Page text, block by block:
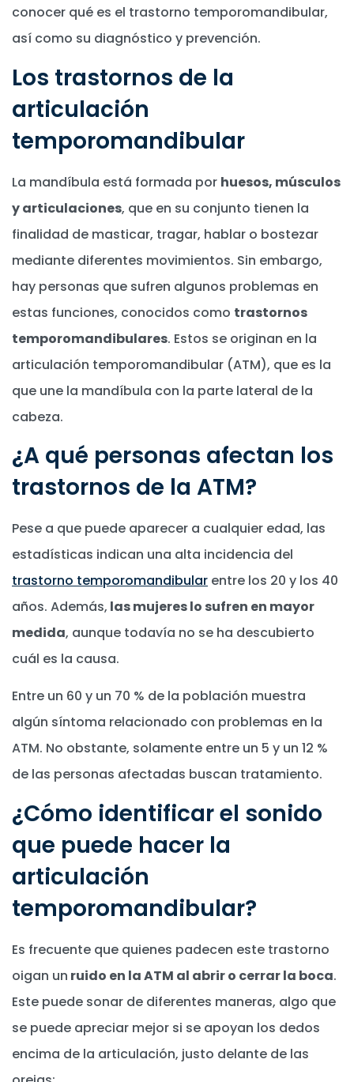
conocer qué es el trastorno temporomandibular,
así como su diagnóstico y prevención.
Los trastornos de la
articulación
temporomandibular
La mandíbula está formada por huesos, músculos
y articulaciones, que en su conjunto tienen la
finalidad de masticar, tragar, hablar o bostezar
mediante diferentes movimientos. Sin embargo,
hay personas que sufren algunos problemas en
estas funciones, conocidos como trastornos
temporomandibulares. Estos se originan en la
articulación temporomandibular (ATM), que es la
que une la mandíbula con la parte lateral de la
cabeza.
¿A qué personas afectan los
trastornos de la ATM?
Pese a que puede aparecer a cualquier edad, las
estadísticas indican una alta incidencia del
trastorno temporomandibular entre los 20 y los 40
años. Además, las mujeres lo sufren en mayor
medida, aunque todavía no se ha descubierto
cuál es la causa.
Entre un 60 y un 70 % de la población muestra
algún síntoma relacionado con problemas en la
ATM. No obstante, solamente entre un 5 y un 12 %
de las personas afectadas buscan tratamiento.
¿Cómo identificar el sonido
que puede hacer la
articulación
temporomandibular?
Es frecuente que quienes padecen este trastorno
oigan un ruido en la ATM al abrir o cerrar la boca.
Este puede sonar de diferentes maneras, algo que
se puede apreciar mejor si se apoyan los dedos
encima de la articulación, justo delante de las